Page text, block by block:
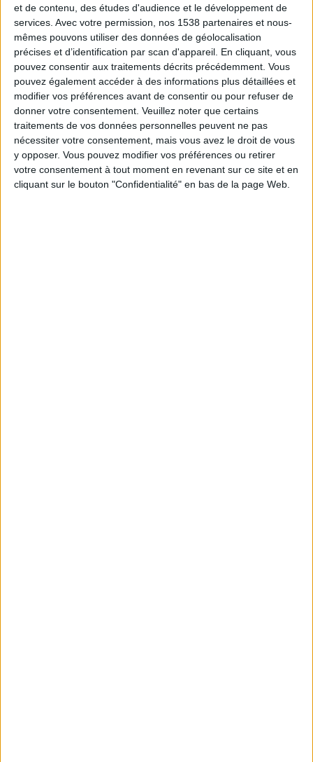
et de contenu, des études d'audience et le développement de
services. Avec votre permission, nos 1538 partenaires et nous-
mêmes pouvons utiliser des données de géolocalisation
précises et d’identification par scan d'appareil. En cliquant, vous
pouvez consentir aux traitements décrits précédemment. Vous
pouvez également accéder à des informations plus détaillées et
modifier vos préférences avant de consentir ou pour refuser de
donner votre consentement. Veuillez noter que certains
traitements de vos données personnelles peuvent ne pas
nécessiter votre consentement, mais vous avez le droit de vous
y opposer. Vous pouvez modifier vos préférences ou retirer
votre consentement à tout moment en revenant sur ce site et en
cliquant sur le bouton "Confidentialité" en bas de la page Web.
Combien de kilos souhaitez-vous perdre ?
Moins de
5 kilos
De 5 à 10
kilos
Plus de
10 kilos
Webinaires en direct Voir tout